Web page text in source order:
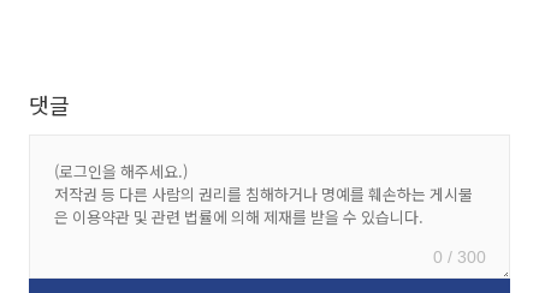
댓글
0 / 300